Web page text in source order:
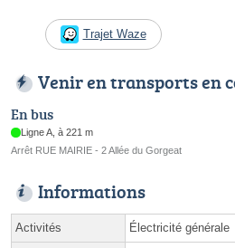
Trajet Waze
Venir en transports en
En bus
Ligne A, à 221 m
Arrêt RUE MAIRIE - 2 Allée du Gorgeat
Informations
Activités Électricité générale